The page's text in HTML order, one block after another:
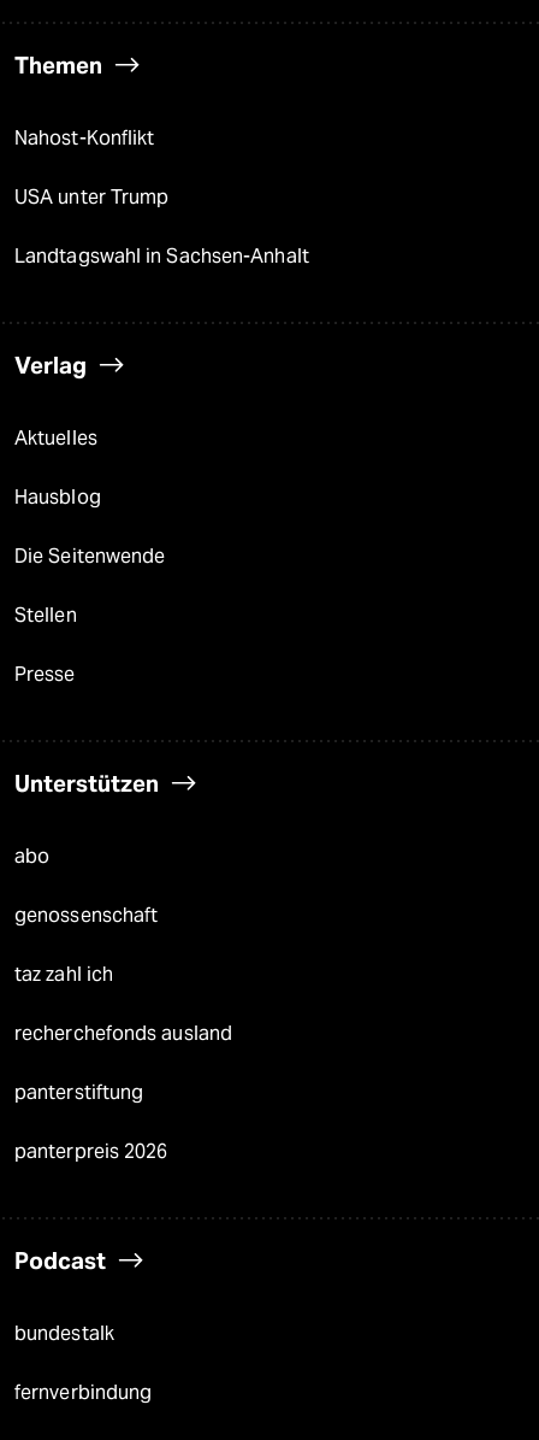
Themen
Nahost-Konflikt
USA unter Trump
Landtagswahl in Sachsen-Anhalt
Verlag
Aktuelles
Hausblog
Die Seitenwende
Stellen
Presse
Unterstützen
abo
genossenschaft
taz zahl ich
recherchefonds ausland
panterstiftung
panterpreis 2026
Podcast
bundestalk
fernverbindung